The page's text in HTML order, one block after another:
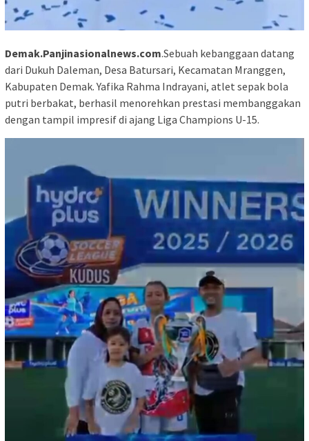
Demak.Panjinasionalnews.com.Sebuah kebanggaan datang
dari Dukuh Daleman, Desa Batursari, Kecamatan Mranggen,
Kabupaten Demak. Yafika Rahma Indrayani, atlet sepak bola
putri berbakat, berhasil menorehkan prestasi membanggakan
dengan tampil impresif di ajang Liga Champions U-15.